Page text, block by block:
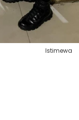
Istimewa